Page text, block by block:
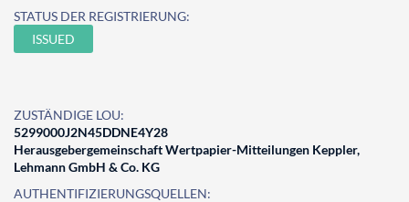
STATUS DER REGISTRIERUNG:
ISSUED
ZUSTÄNDIGE LOU:
5299000J2N45DDNE4Y28
Herausgebergemeinschaft Wertpapier-Mitteilungen Keppler,
Lehmann GmbH & Co. KG
AUTHENTIFIZIERUNGSQUELLEN: